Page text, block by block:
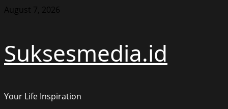
Skip
August 7, 2026
Suksesmedia.id
Your Life Inspiration